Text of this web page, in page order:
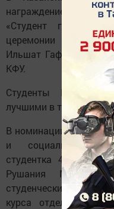
награждение
«Студент года
церемонии открытия
Ильшат Гафуров. Об
КФУ.
Студенты
лучшими в трёх
В номинации
и социально-
студентка 4 курса
Рушания
студенческий
курса отделения